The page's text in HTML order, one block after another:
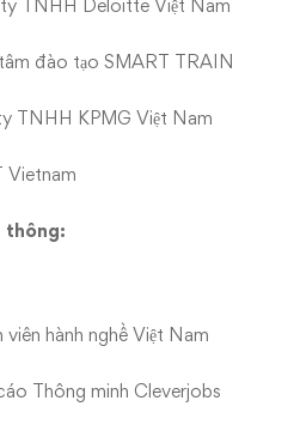
TNHH Deloitte Việt Nam
đào tạo SMART TRAIN
KPMG Việt Nam
Vietnam
thông:
hành nghề Việt Nam
Thông minh Cleverjobs